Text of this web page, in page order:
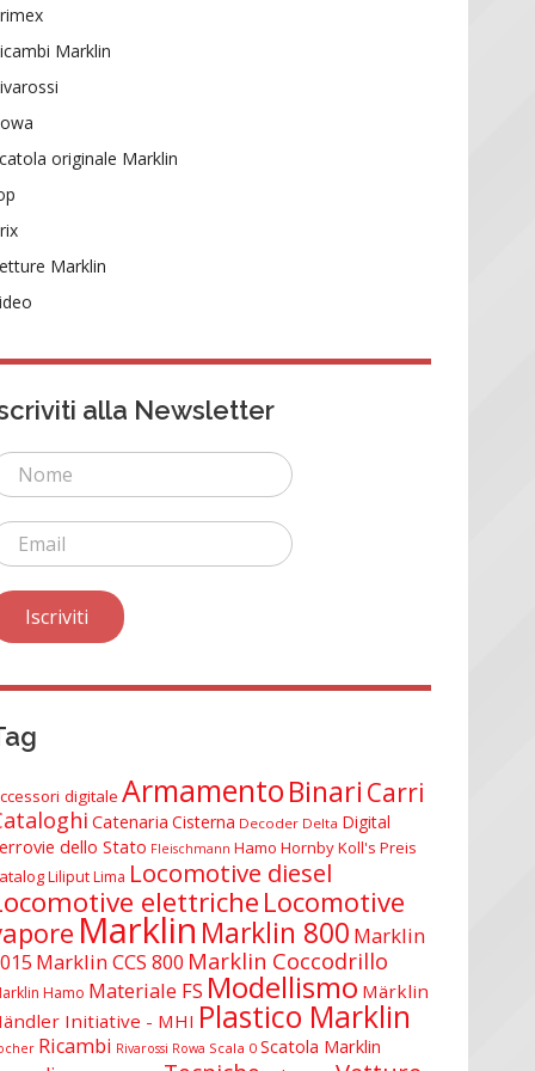
Marklin
originale Marklin
Marklin
alla Newsletter
digitale ArmamentoBinari Carri
Catenaria Cisterna Decoder Delta Digital
dello Stato Fleischmann Hamo HornbyKoll's Preis
LiliputLima Locomotive diesel
elettriche Locomotive
Marklin Marklin 800 Marklin
Marklin CCS 800 Marklin Coccodrillo
Hamo Materiale FS Modellismo Märklin
Initiative - MHI Plastico Marklin
Ricambi Rivarossi Rowa Scala 0 Scatola Marklin